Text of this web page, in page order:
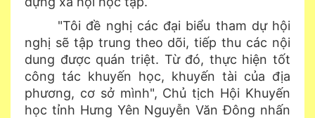
"Tôi đề nghị các đại biểu tham dự hội
nghị sẽ tập trung theo dõi, tiếp thu các nội
dung được quán triệt. Từ đó, thực hiện tốt
công tác khuyến học, khuyến tài của địa
phương, cơ sở mình", Chủ tịch Hội Khuyến
học tỉnh Hưng Yên Nguyễn Văn Đông nhấn